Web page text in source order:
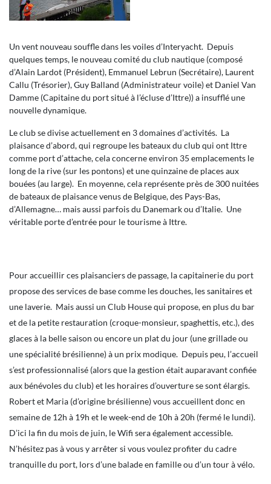
Un vent nouveau souffle dans les voiles d’Interyacht. Depuis
quelques temps, le nouveau comité du club nautique (composé
d’Alain Lardot (Président), Emmanuel Lebrun (Secrétaire), Laurent
Callu (Trésorier), Guy Balland (Administrateur voile) et Daniel Van
Damme (Capitaine du port situé à l’écluse d’Ittre)) a insufflé une
nouvelle dynamique.
Le club se divise actuellement en 3 domaines d’activités. La
plaisance d’abord, qui regroupe les bateaux du club qui ont Ittre
comme port d’attache, cela concerne environ 35 emplacements le
long de la rive (sur les pontons) et une quinzaine de places aux
bouées (au large). En moyenne, cela représente près de 300 nuitées
de bateaux de plaisance venus de Belgique, des Pays-Bas,
d’Allemagne… mais aussi parfois du Danemark ou d’Italie. Une
véritable porte d’entrée pour le tourisme à Ittre.
Pour accueillir ces plaisanciers de passage, la capitainerie du port
propose des services de base comme les douches, les sanitaires et
une laverie. Mais aussi un Club House qui propose, en plus du bar
et de la petite restauration (croque-monsieur, spaghettis, etc.), des
glaces à la belle saison ou encore un plat du jour (une grillade ou
une spécialité brésilienne) à un prix modique. Depuis peu, l’accueil
s’est professionnalisé (alors que la gestion était auparavant confiée
aux bénévoles du club) et les horaires d’ouverture se sont élargis.
Robert et Maria (d’origine brésilienne) vous accueillent donc en
semaine de 12h à 19h et le week-end de 10h à 20h (fermé le lundi).
D’ici la fin du mois de juin, le Wifi sera également accessible.
N’hésitez pas à vous y arrêter si vous voulez profiter du cadre
tranquille du port, lors d’une balade en famille ou d’un tour à vélo.